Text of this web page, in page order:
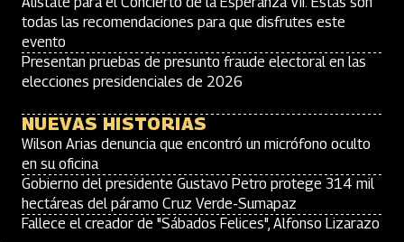
todas las recomendaciones para que disfrutes este
evento
Presentan pruebas de presunto fraude electoral en las
elecciones presidenciales de 2026
NUEVAS HISTORIAS
Wilson Arias denuncia que encontró un micrófono oculto
en su oficina
Gobierno del presidente Gustavo Petro protege 314 mil
hectáreas del páramo Cruz Verde-Sumapaz
Fallece el creador de "Sábados Felices", Alfonso Lizarazo